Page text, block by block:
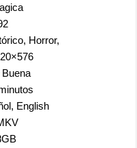
Horror,
English